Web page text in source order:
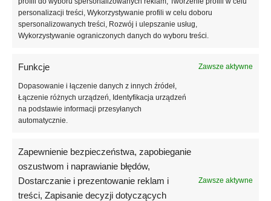
personalizacji treści, Wykorzystywanie profili w celu doboru
spersonalizowanych treści, Rozwój i ulepszanie usług,
Wykorzystywanie ograniczonych danych do wyboru treści.
Funkcje Zawsze aktywne
Dopasowanie i łączenie danych z innych źródeł,
Łączenie różnych urządzeń, Identyfikacja urządzeń
na podstawie informacji przesyłanych
automatycznie.
Zapewnienie bezpieczeństwa, zapobieganie
oszustwom i naprawianie błędów,
Dostarczanie i prezentowanie reklam i
treści, Zapisanie decyzji dotyczących
Zawsze aktywne
estetyczny wygląd przez długi czas. Odpowiednia konsystencja
umożliwia precyzyjną aplikację bez zalewania skórek, co wpływa na
wysoką jakość i komfort pracy stylistki.
Top Caramel Crystal Professional przeznaczony jest do utwardzania w
lampach LED i UV, dzięki czemu sprawdzi się zarówno w
profesjonalnym salonie stylizacji paznokci, jak i w użytku domowym.
Pojemność 12 ml to praktyczne i wydajne rozwiązanie dla stylistek
poszukujących kolorowych topów hybrydowych No Wipe o ciepłym,
Informacje dodatkowe
Opinie (0)